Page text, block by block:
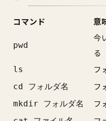
コマンド 意
pwd
今
る
ls フ
cd フォルダ名 フ
mkdir フォルダ名 フ